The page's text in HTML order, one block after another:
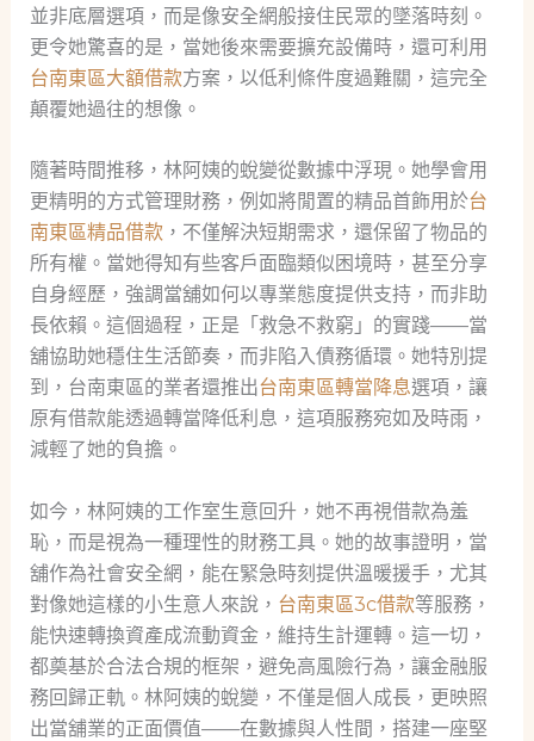
並非底層選項，而是像安全網般接住民眾的墜落時刻。
更令她驚喜的是，當她後來需要擴充設備時，還可利用
台南東區大額借款方案，以低利條件度過難關，這完全
顛覆她過往的想像。
隨著時間推移，林阿姨的蛻變從數據中浮現。她學會用
更精明的方式管理財務，例如將閒置的精品首飾用於台
南東區精品借款 ，不僅解決短期需求，還保留了物品的
所有權。當她得知有些客戶面臨類似困境時，甚至分享
自身經歷，強調當舖如何以專業態度提供支持，而非助
長依賴。這個過程，正是「救急不救窮」的實踐——當
舖協助她穩住生活節奏，而非陷入債務循環。她特別提
到，台南東區的業者還推出台南東區轉當降息選項，讓
原有借款能透過轉當降低利息，這項服務宛如及時雨，
減輕了她的負擔。
如今，林阿姨的工作室生意回升，她不再視借款為羞
恥，而是視為一種理性的財務工具。她的故事證明，當
舖作為社會安全網，能在緊急時刻提供溫暖援手，尤其
對像她這樣的小生意人來說， 台南東區3c借款等服務，
能快速轉換資產成流動資金，維持生計運轉。這一切，
都奠基於合法合規的框架，避免高風險行為，讓金融服
務回歸正軌。林阿姨的蛻變，不僅是個人成長，更映照
出當舖業的正面價值——在數據與人性間，搭建一座堅